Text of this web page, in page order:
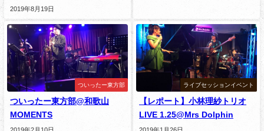
2019年8月19日
ついったー東方部
ついったー東方部@和歌山
MOMENTS
ライブセッションイベント
【レポート】小林理紗トリオ
LIVE 1.25@Mrs Dolphin